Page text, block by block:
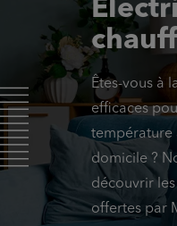
Êtes-vous à
efficaces
température
domicile ?
découvrir
offertes par